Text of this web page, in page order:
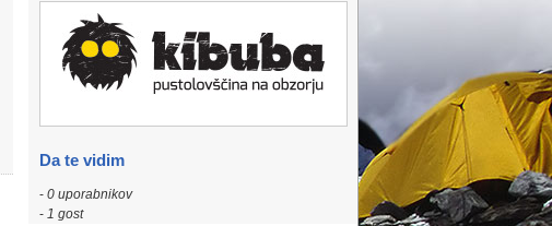
Da te vidim
- 0 uporabnikov
- 1 gost